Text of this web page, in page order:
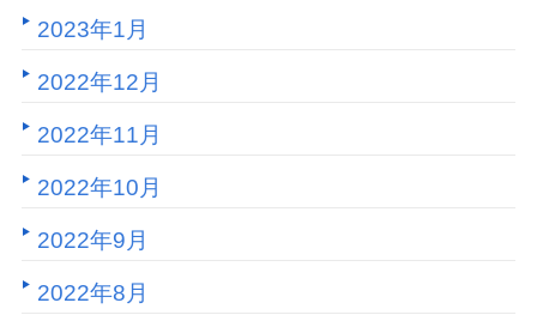
2023年1月
2022年12月
2022年11月
2022年10月
2022年9月
2022年8月